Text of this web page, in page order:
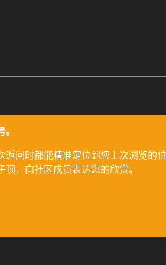
回时都能精准定位到您上次浏览的
，向社区成员表达您的欣赏。